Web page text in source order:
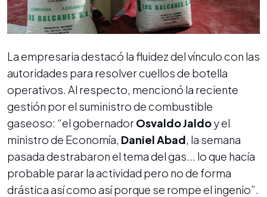
La empresaria destacó la fluidez del vínculo con las
autoridades para resolver cuellos de botella
operativos. Al respecto, mencionó la reciente
gestión por el suministro de combustible
gaseoso: “el gobernadorOsvaldo Jaldoy el
ministro de Economía, Daniel Abad, la semana
pasada destrabaron el tema del gas... lo que hacía
probable parar la actividad pero no de forma
drástica así como así porque se rompe el ingenio”.